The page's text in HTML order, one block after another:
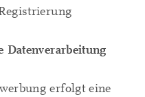
Datenverarbeitung
erfolgt eine